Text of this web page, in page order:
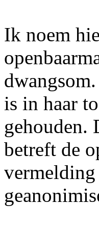
Ik noem
is in haar
gehouden.
betreft de
vermelding